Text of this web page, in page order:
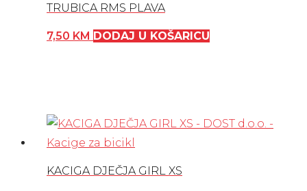
TRUBICA RMS PLAVA
7,50 KM DODAJ U KOŠARICU
KACIGA DJEČJA GIRL XS